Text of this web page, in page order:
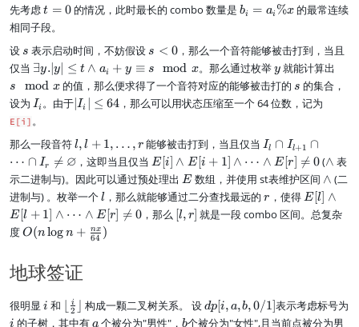
=
m
\
o
v
er
-
1
}
)
^
{
_
1
m
先考虑t
=
0
t = 0的情况，此时最长的 combo 数量是 b
a
_i
\
%
x
bi = ai %x的最常连续
相同子段。
设s
s 表示启动时间，不妨假设s
<
0
s < 0，那么一个音符能够被击打到，当且
仅当 \
e
xi
st
s
y.
|y
|\
le
t
\l
a
n
a
_i
y
∃y.∣ y ≤ t ∧ ai + y ≡ s mod x。那么通过枚举y
y 就能计算出
m
s mod x的值，那么便求得了一个音符对应的能够被击打的 s
s 的集合，
设为I
i
Ii 。由于|
i|
\
l
e
6
4
∣Ii ≤ 64 ，那么可以用状态压缩至一个 64 位数，记为
E[i] 。
那么一段音符l,l
+
1,
\
d
o
ts
l, l + 1, … , r 能够被击打到，当且仅当I
_l
\
c
a
p
}
\
Il ∩ Il+1 ∩
⋯ ∩ Ir 
= ∅，这即当且仅当 E
[i]
\l
a
n
\l
a
E[i] ∧ E[i + 1] ∧ ⋯ ∧ E [r] 
= 0(\
l
a
n
d
∧ 表
示二进制与)。因此可以通过预处理出E
E 数组，并使用 st表维护区间 \
l
a
n
∧ (二
进制与) 。枚举一个l
l ，那么就能够通过二分查找最远的r
r ，使得 E
[l]
\l
+
E[l] ∧
E [l + 1] ∧ ⋯ ∧ E[r] 
= 0 ，那么 [[l, r] 就是一段 combo 区间。总复杂
度O
\l
g
n
O(nlog n + 64
nx )
地球签证
很明显ii 和 \
l
2
i 构成一颗二叉树关系。 设d
p
dp[i, a,b,0/1]表示考虑标号为
ii 的子树，其中有a
a 个被分为"男性"，b
b个被分为"女性",且当前点被分为男